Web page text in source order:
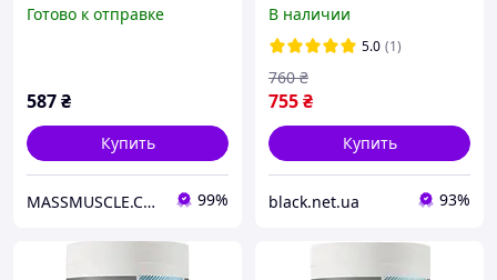
Готово к отправке
587₴
Купить
MASSMUSCLE.COM.UA 99%
Без вкуса
В наличии
5.0 (1)
755₴
760 ₴
Купить
black.net.ua 93%